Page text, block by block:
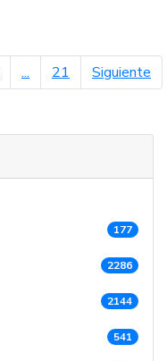
... 21 Siguiente
177
2286
2144
541